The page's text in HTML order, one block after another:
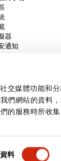
交媒體功能和
們網站的資料
的服務時所收集
料
主要特點
器
通知